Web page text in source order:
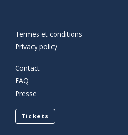
Termes et conditions
Privacy policy
Contact
FAQ
Presse
Tickets